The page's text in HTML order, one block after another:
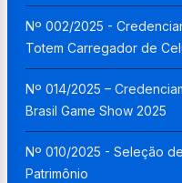
Nº 002/2025 -
Totem Carregador de
Nº 014/2025 –
Brasil Game Show 2025
Nº 010/2025 - Seleção
Patrimônio